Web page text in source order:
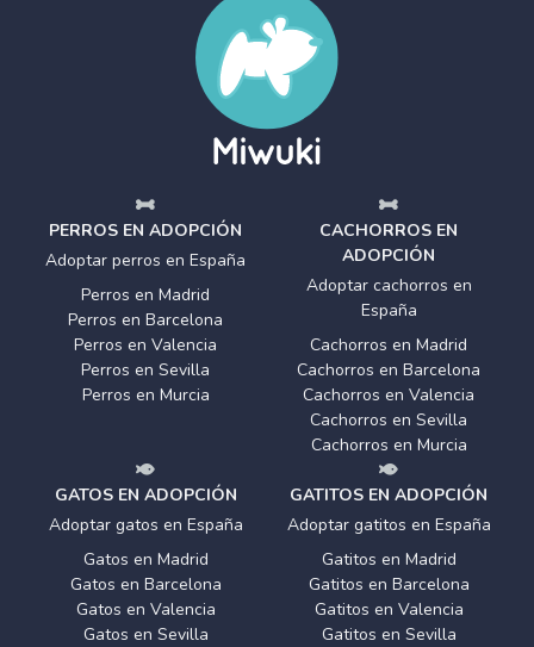
PERROS EN ADOPCIÓN
Adoptar perros en España
Perros en Madrid
Perros en Barcelona
Perros en Valencia
Perros en Sevilla
Perros en Murcia
CACHORROS EN
ADOPCIÓN
Adoptar cachorros en
España
Cachorros en Madrid
Cachorros en Barcelona
Cachorros en Valencia
Cachorros en Sevilla
Cachorros en Murcia
GATOS EN ADOPCIÓN
Adoptar gatos en España
Gatos en Madrid
Gatos en Barcelona
Gatos en Valencia
Gatos en Sevilla
GATITOS EN ADOPCIÓN
Adoptar gatitos en España
Gatitos en Madrid
Gatitos en Barcelona
Gatitos en Valencia
Gatitos en Sevilla